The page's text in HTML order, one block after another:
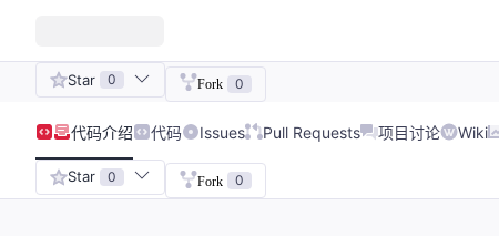
Star 0 Fork 0
代码介绍 代码 Issues Pull Requests 项目讨论 Wiki
Star 0 Fork 0